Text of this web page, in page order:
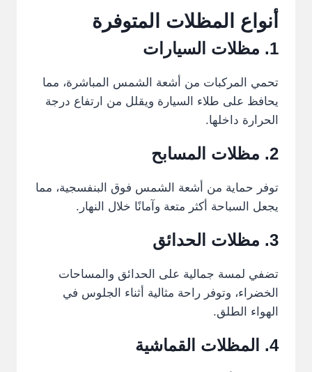
أنواع المظلات المتوفرة
1. مظلات السيارات
تحمي المركبات من أشعة الشمس المباشرة، مما
يحافظ على طلاء السيارة ويقلل من ارتفاع درجة
الحرارة داخلها.
2. مظلات المسابح
توفر حماية من أشعة الشمس فوق البنفسجية، مما
يجعل السباحة أكثر متعة وآمانًا خلال النهار.
3. مظلات الحدائق
تضفي لمسة جمالية على الحدائق والمساحات
الخضراء، وتوفر راحة مثالية أثناء الجلوس في
الهواء الطلق.
4. المظلات القماشية